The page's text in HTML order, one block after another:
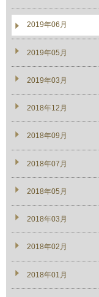
2019年06月
2019年05月
2019年03月
2018年12月
2018年09月
2018年07月
2018年05月
2018年03月
2018年02月
2018年01月